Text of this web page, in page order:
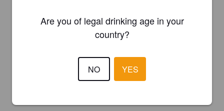
Are you of legal drinking age in your
country?
NO YES